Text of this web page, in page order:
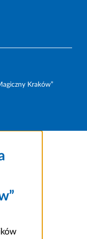
Kraków”